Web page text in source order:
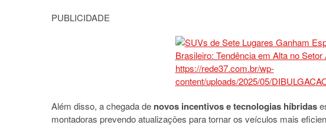
PUBLICIDADE
Além disso, a chegada de novos incentivos e tecnologias híbridas
montadoras prevendo atualizações para tornar os veículos mais